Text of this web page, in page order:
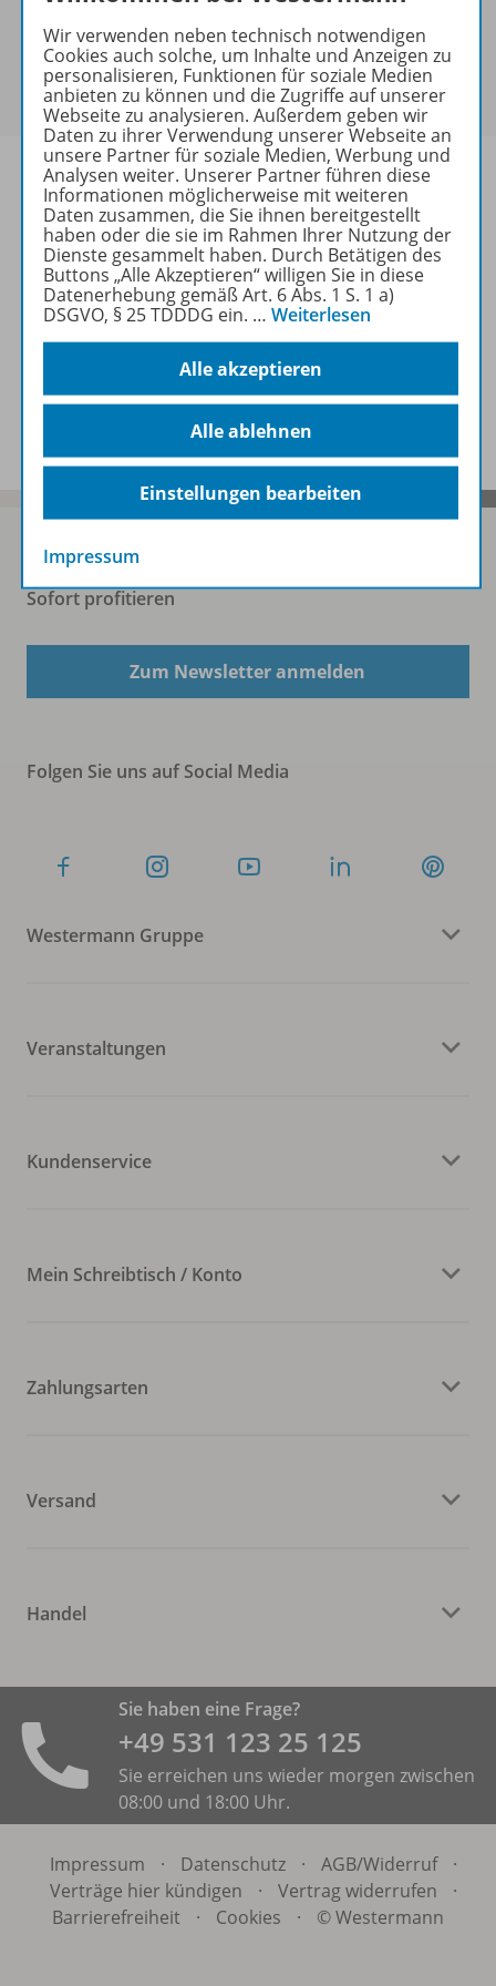
Sie haben ein passendesSpar-Paket?
Um den für Sie gültigen Preis zu sehen,melden Sie
sich bitte an.
Informationen
Weitere Inhalte der Ausgabe
Spar-Pakete
Sofort profitieren
Zum Newsletter anmelden
Folgen Sie uns auf Social Media
Westermann Gruppe
Veranstaltungen
Kundenservice
Mein Schreibtisch / Konto
Zahlungsarten
Versand
Handel
Sie haben eine Frage?
+49 531 ­123 25 125
Sie erreichen uns wieder morgen zwischen
08:00 und 18:00 Uhr.
Impressum · Datenschutz · AGB/Widerruf
·
Verträge hier kündigen
· Vertrag widerrufen
·
Barrierefreiheit
· Cookies · © Westermann
Wir verwenden neben technisch notwendigen
Cookies auch solche, um Inhalte und Anzeigen zu
personalisieren, Funktionen für soziale Medien
anbieten zu können und die Zugriffe auf unserer
Webseite zu analysieren. Außerdem geben wir
Daten zu ihrer Verwendung unserer Webseite an
unsere Partner für soziale Medien, Werbung und
Analysen weiter. Unserer Partner führen diese
Informationen möglicherweise mit weiteren
Daten zusammen, die Sie ihnen bereitgestellt
haben oder die sie im Rahmen Ihrer Nutzung der
Dienste gesammelt haben. Durch Betätigen des
Buttons „Alle Akzeptieren“ willigen Sie in diese
Datenerhebung gemäß Art. 6 Abs. 1 S. 1 a)
DSGVO, § 25 TDDDG ein. … Weiterlesen
Alle akzeptieren
Alle ablehnen
Einstellungen bearbeiten
Impressum